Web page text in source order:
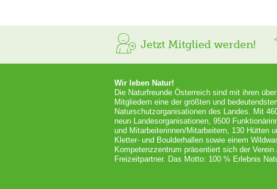
Jetzt Mitglied werden!
Wir leben Natur!
Die Naturfreunde Österreich sind mit ihren
Mitgliedern eine der größten und
Naturschutzorganisationen des Landes. Mit
neun Landesorganisationen, 9500
und Mitarbeiterinnen/Mitarbeitern, 130 Hütten
Kletter- und Boulderhallen sowie einem
Kompetenzzentrum präsentiert sich der Verein
Freizeitpartner. Das Motto: 100 % Erlebnis